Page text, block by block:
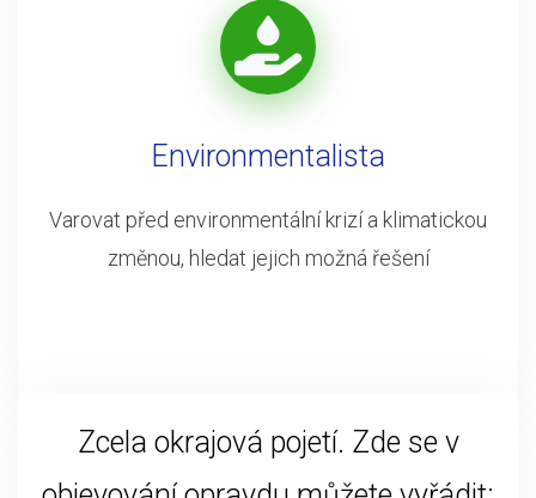
Environmentalista
Varovat před environmentální krizí a klimatickou
změnou, hledat jejich možná řešení
Zcela okrajová pojetí. Zde se v